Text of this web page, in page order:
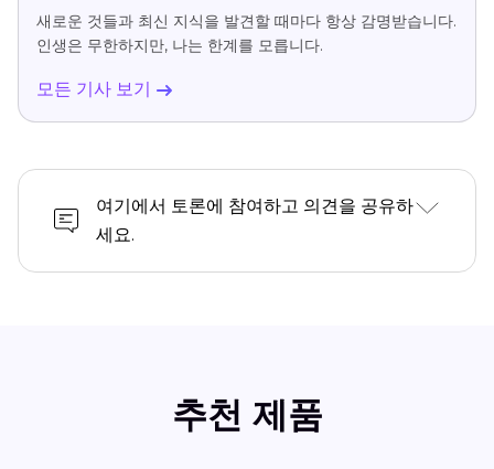
새로운 것들과 최신 지식을 발견할 때마다 항상 감명받습니다.
인생은 무한하지만, 나는 한계를 모릅니다.
모든 기사 보기
여기에서 토론에 참여하고 의견을 공유하
세요.
추천 제품